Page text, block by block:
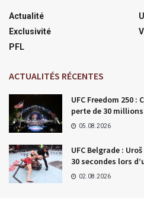
Actualité
Exclusivité
PFL
ACTUALITÉS RÉCENTES
UFC Freedom 250 :
perte de 30
05.08.2026
UFC Belgrade :
30 secondes lors
02.08.2026